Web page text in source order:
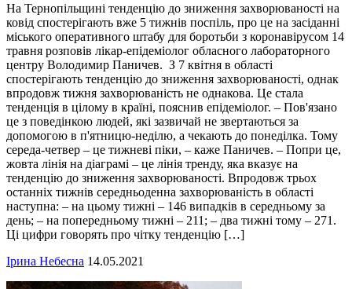
На Тернопільщині тенденцію до зниження захворюваності на
ковід спостерігають вже 5 тижнів поспіль, про це на засіданні
міського оперативного штабу для боротьби з коронавірусом 14
травня розповів лікар-епідеміолог обласного лабораторного
центру Володимир Паничев. З 7 квітня в області
спостерігають тенденцію до зниження захворюваності, однак
впродовж тижня захворюваність не однакова. Це стала
тенденція в цілому в країні, пояснив епідеміолог. – Пов'язано
це з поведінкою людей, які зазвичай не звертаються за
допомогою в п'ятницю-неділю, а чекають до понеділка. Тому
середа-четвер – це тижневі піки, – каже Паничев. – Попри це,
жовта лінія на діаграмі – це лінія тренду, яка вказує на
тенденцію до зниження захворюваності. Впродовж трьох
останніх тижнів середньоденна захворюваність в області
наступна: – на цьому тижні – 146 випадків в середньому за
день; – на попередньому тижні – 211; – два тижні тому – 271.
Ці цифри говорять про чітку тенденцію […]
Ірина Небесна 14.05.2021